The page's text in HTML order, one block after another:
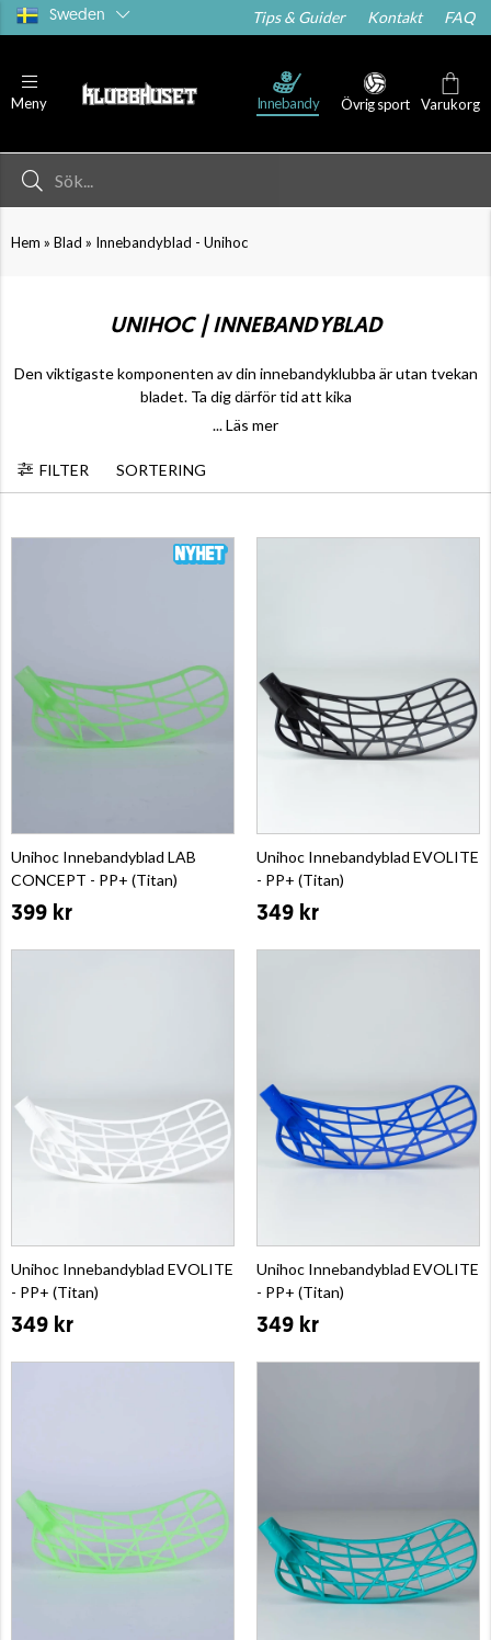
Sweden Tips & Guider Kontakt FAQ
Meny
- PP+ Innebandyblad - PE
Innebandy Övrig sport Varukorg
Hem » Blad » Innebandyblad - Unihoc
UNIHOC | INNEBANDYBLAD
Den viktigaste komponenten av din innebandyklubba är utan tvekan
bladet. Ta dig därför tid att kika
... Läs mer
FILTER SORTERING
Unihoc Innebandyblad LAB
CONCEPT - PP+ (Titan)
399 kr
Unihoc Innebandyblad EVOLITE
- PP+ (Titan)
349 kr
Unihoc Innebandyblad EVOLITE
- PP+ (Titan)
349 kr
Unihoc Innebandyblad EVOLITE
- PP+ (Titan)
349 kr